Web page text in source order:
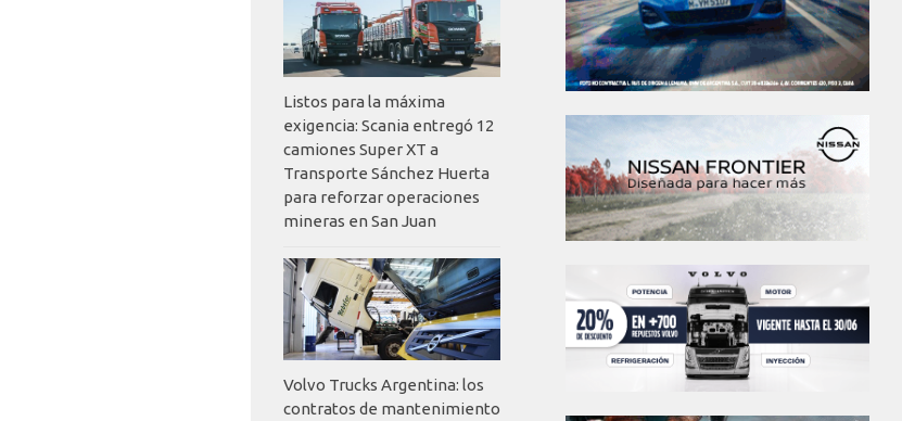
Listos para la máxima
exigencia: Scania entregó 12
camiones Super XT a
Transporte Sánchez Huerta
para reforzar operaciones
mineras en San Juan
Volvo Trucks Argentina: los
contratos de mantenimiento